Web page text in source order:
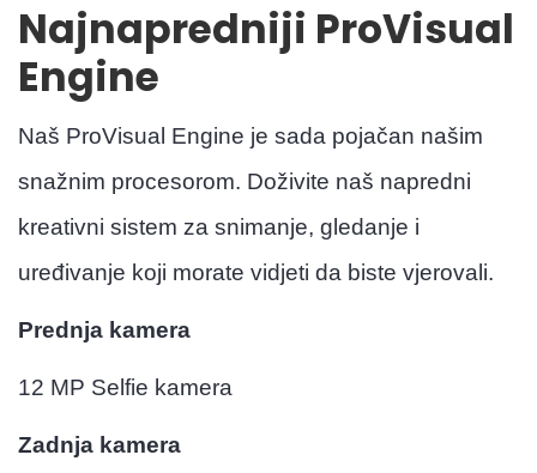
Najnapredniji ProVisual
Engine
Naš ProVisual Engine je sada pojačan našim
snažnim procesorom. Doživite naš napredni
kreativni sistem za snimanje, gledanje i
uređivanje koji morate vidjeti da biste vjerovali.
Prednja kamera
12 MP Selfie kamera
Zadnja kamera